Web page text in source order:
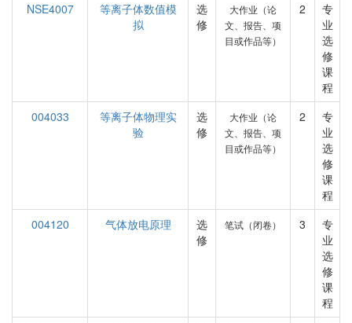
NSE4007
等离子体数值模
拟
选
修
大作业（论
文、报告、项
目或作品等）
2
专
业
选
修
课
程
004033
等离子体物理实
验
选
修
大作业（论
文、报告、项
目或作品等）
2
专
业
选
修
课
程
004120
气体放电原理
选
修
笔试（闭卷） 3
专
业
选
修
课
程